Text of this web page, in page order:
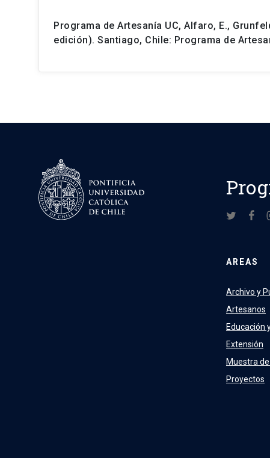
Programa de Artesanía UC, Alfaro, E.,
edición). Santiago, Chile: Programa de
AREAS
Archivo y
Artesanos
Educación
Extensión
Muestra
Proyectos